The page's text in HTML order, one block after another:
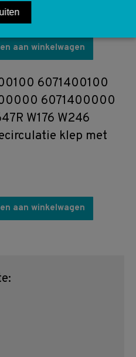
aan winkelwagen
6071400100
6071400000
W176 W246
klep met
aan winkelwagen